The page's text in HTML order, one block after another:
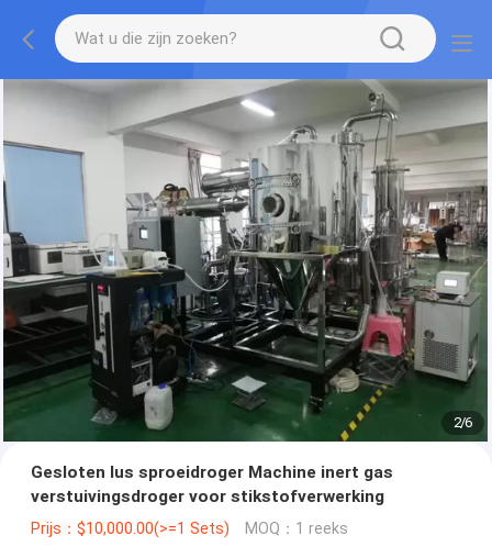
2/6
Gesloten lus sproeidroger Machine inert gas
verstuivingsdroger voor stikstofverwerking
Prijs：$10,000.00(>=1 Sets) MOQ：1 reeks